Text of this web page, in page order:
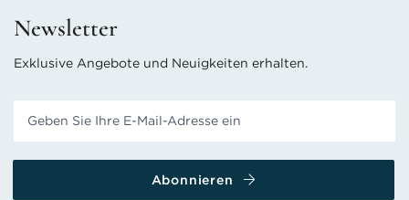
Newsletter
Exklusive Angebote und Neuigkeiten erhalten.
Abonnieren